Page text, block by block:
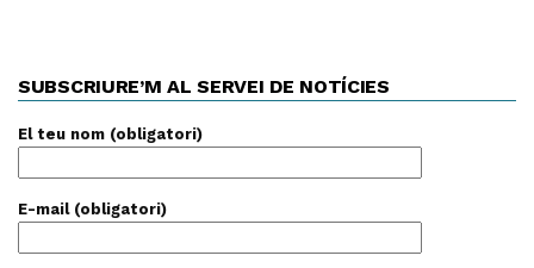
SUBSCRIURE’M AL SERVEI DE NOTÍCIES
El teu nom (obligatori)
E-mail (obligatori)